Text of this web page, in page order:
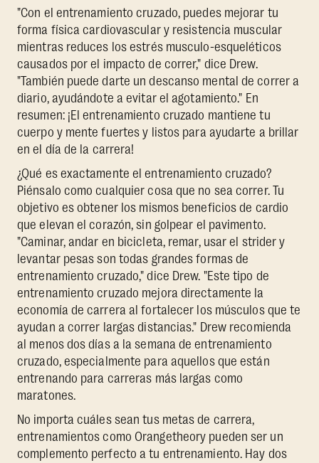
"Con el entrenamiento cruzado, puedes mejorar tu
forma física cardiovascular y resistencia muscular
mientras reduces los estrés musculo-esqueléticos
causados por el impacto de correr," dice Drew.
"También puede darte un descanso mental de correr a
diario, ayudándote a evitar el agotamiento." En
resumen: ¡El entrenamiento cruzado mantiene tu
cuerpo y mente fuertes y listos para ayudarte a brillar
en el día de la carrera!
¿Qué es exactamente el entrenamiento cruzado?
Piénsalo como cualquier cosa que no sea correr. Tu
objetivo es obtener los mismos beneficios de cardio
que elevan el corazón, sin golpear el pavimento.
"Caminar, andar en bicicleta, remar, usar el strider y
levantar pesas son todas grandes formas de
entrenamiento cruzado," dice Drew. "Este tipo de
entrenamiento cruzado mejora directamente la
economía de carrera al fortalecer los músculos que te
ayudan a correr largas distancias." Drew recomienda
al menos dos días a la semana de entrenamiento
cruzado, especialmente para aquellos que están
entrenando para carreras más largas como
maratones.
No importa cuáles sean tus metas de carrera,
entrenamientos como Orangetheory pueden ser un
complemento perfecto a tu entrenamiento. Hay dos